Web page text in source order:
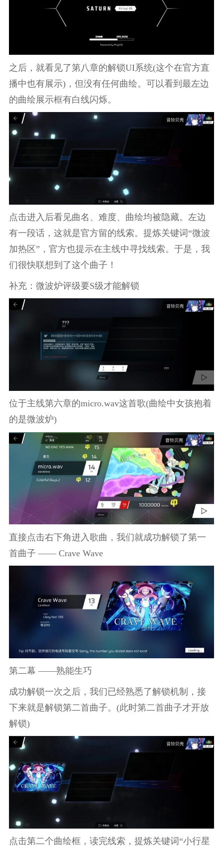
之后，就看见了第八章的解锁UI系统(这个在官方直
播中也有展示)，但没有任何曲绘。可以看到最左边
的曲绘展示框有白线闪烁。
点击进入后看见曲名、难度、曲绘均被隐藏。左边
有一段话，这就是官方留的线索。提炼关键词“微波
加热区”，官方也提示在主线中寻找线索。于是，我
们很快联想到了这个曲子！
补充：微波炉评级要S级才能解锁
位于主线第六章的micro.wav这首歌(曲绘中女孩抱着
的是微波炉)
直接点击右下角进入歌曲，我们就成功解锁了第一
首曲子 —— Crave Wave
第二幕 ——熟能生巧
成功解锁一次之后，我们已经熟悉了解锁机制，接
下来就是解锁第二首曲子。(此时第二首曲子才开放
解锁)
点击第二个曲绘框，读完线索，提炼关键词“小行星